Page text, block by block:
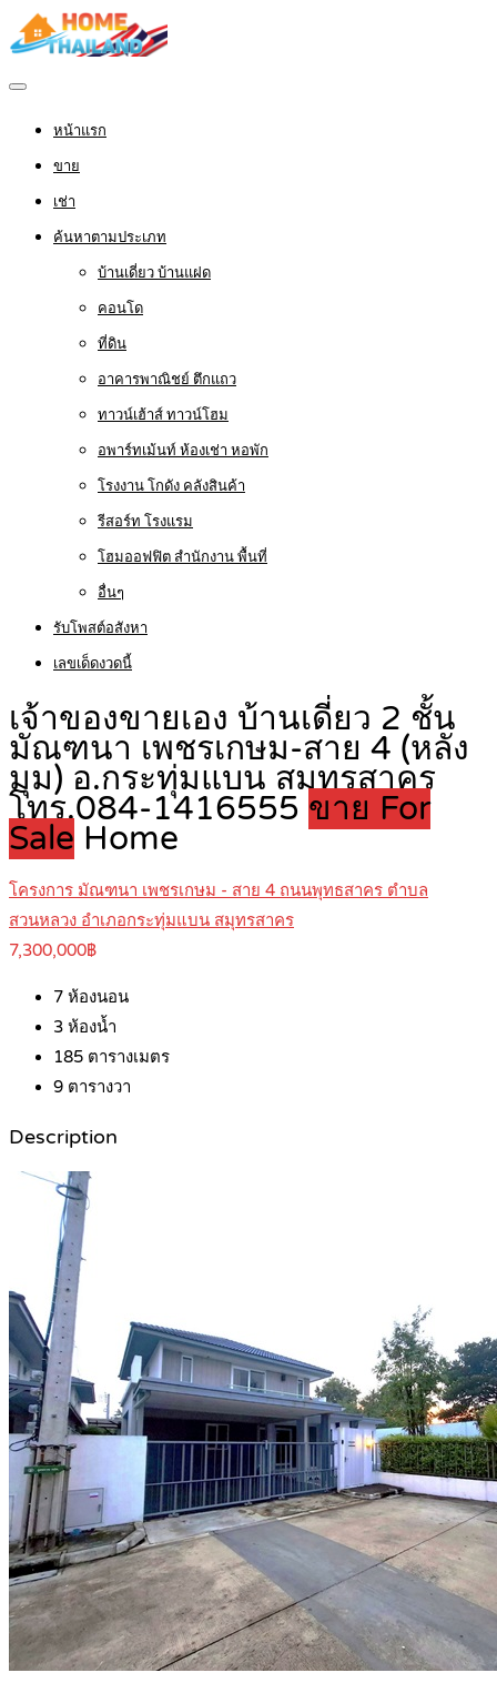
หน้าแรก
ขาย
เช่า
ค้นหาตามประเภท
บ้านเดี่ยว บ้านแฝด
คอนโด
ที่ดิน
อาคารพาณิชย์ ตึกแถว
ทาวน์เฮ้าส์ ทาวน์โฮม
อพาร์ทเม้นท์ ห้องเช่า หอพัก
โรงงาน โกดัง คลังสินค้า
รีสอร์ท โรงแรม
โฮมออฟฟิต สำนักงาน พื้นที่
อื่นๆ
รับโพสต์อสังหา
เลขเด็ดงวดนี้
เจ้าของขายเอง บ้านเดี่ยว 2 ชั้น
มัณฑนา เพชรเกษม-สาย 4 (หลัง
มุม) อ.กระทุ่มแบน สมุทรสาคร
โทร.084-1416555 ขาย For
Sale Home
โครงการ มัณฑนา เพชรเกษม - สาย 4 ถนนพุทธสาคร ตำบล
สวนหลวง อำเภอกระทุ่มแบน สมุทรสาคร
7,300,000฿
7 ห้องนอน
3 ห้องน้ำ
185 ตารางเมตร
9 ตารางวา
Description